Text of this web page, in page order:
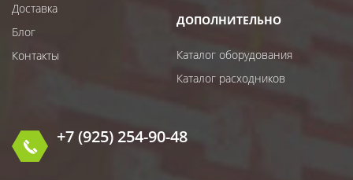
Доставка
Блог
Контакты
ДОПОЛНИТЕЛЬНО
Каталог оборудования
Каталог расходников
+7 (925) 254-90-48